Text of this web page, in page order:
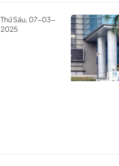
Thứ Sáu, 07-03-
2025